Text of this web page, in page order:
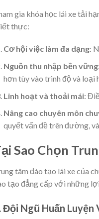
gia khóa học lái xe tải
thực:
Cơ hội việc làm đa dạng:
Nguồn thu nhập bền vững
hơn tùy vào trình độ và loại
Linh hoạt và thoải mái:
Nâng cao chuyên môn
quyết vấn đề trên đường,
Sao Chọn
tâm đào tạo lái xe của
tạo đẳng cấp với những
Đội Ngũ Huấn Luyện